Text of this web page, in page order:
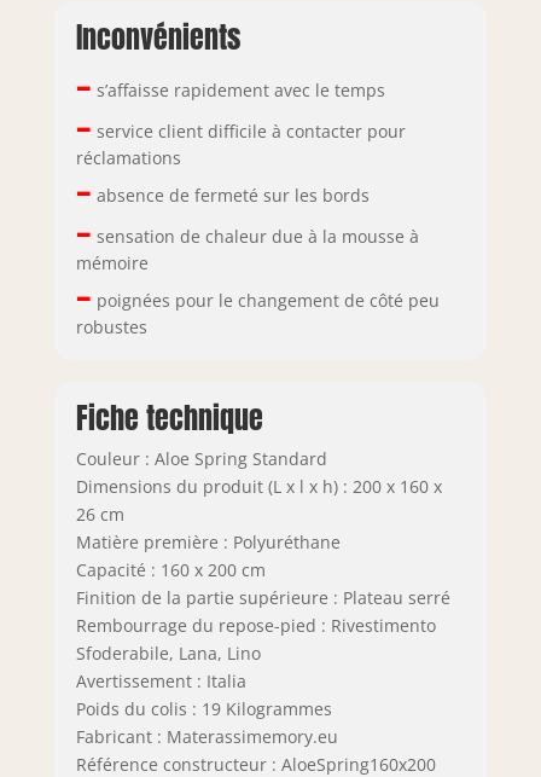
Inconvénients
– s’affaisse rapidement avec le temps
– service client difficile à contacter pour
réclamations
– absence de fermeté sur les bords
– sensation de chaleur due à la mousse à
mémoire
– poignées pour le changement de côté peu
robustes
Fiche technique
Couleur : Aloe Spring Standard
Dimensions du produit (L x l x h) : 200 x 160 x
26 cm
Matière première : Polyuréthane
Capacité : 160 x 200 cm
Finition de la partie supérieure : Plateau serré
Rembourrage du repose-pied : Rivestimento
Sfoderabile, Lana, Lino
Avertissement : Italia
Poids du colis : 19 Kilogrammes
Fabricant : Materassimemory.eu
Référence constructeur : AloeSpring160x200